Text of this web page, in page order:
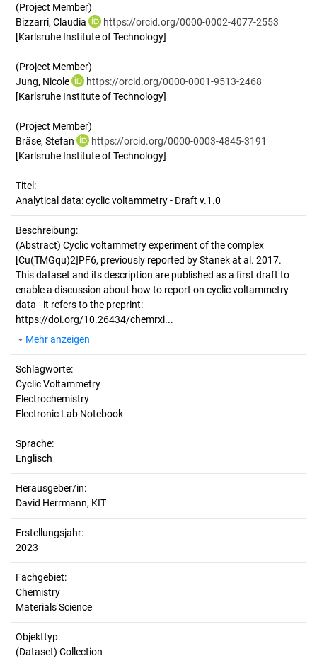
(Project Member)
Bizzarri, Claudia
https://orcid.org/0000-0002-4077-2553
[Karlsruhe Institute of Technology]
(Project Member)
Jung, Nicole
https://orcid.org/0000-0001-9513-2468
[Karlsruhe Institute of Technology]
(Project Member)
Bräse, Stefan
https://orcid.org/0000-0003-4845-3191
[Karlsruhe Institute of Technology]
Titel:
Analytical data: cyclic voltammetry - Draft v.1.0
Beschreibung:
(Abstract) Cyclic voltammetry experiment of the complex
[Cu(TMGqu)2]PF6, previously reported by Stanek at al. 2017.
This dataset and its description are published as a first draft to
enable a discussion about how to report on cyclic voltammetry
data - it refers to the preprint:
https://doi.org/10.26434/chemrxi...
Mehr anzeigen
Schlagworte:
Cyclic Voltammetry
Electrochemistry
Electronic Lab Notebook
Sprache:
Englisch
Herausgeber/in:
David Herrmann, KIT
Erstellungsjahr:
2023
Fachgebiet:
Chemistry
Materials Science
Objekttyp:
(Dataset) Collection